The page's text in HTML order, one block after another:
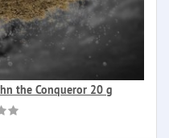
the Conqueror 20 g